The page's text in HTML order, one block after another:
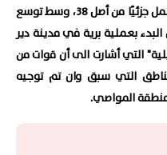
القطاع المنكوب سوى 16 مستشفى تعمل جزئيًا من أصل 38، وسط توسع
بعملية برية في مدينة دير
القناة "12 الإسرائيلية" التي أشارت الى أن قوات من
التي سبق وان تم توجيه
منطقة المواصي.